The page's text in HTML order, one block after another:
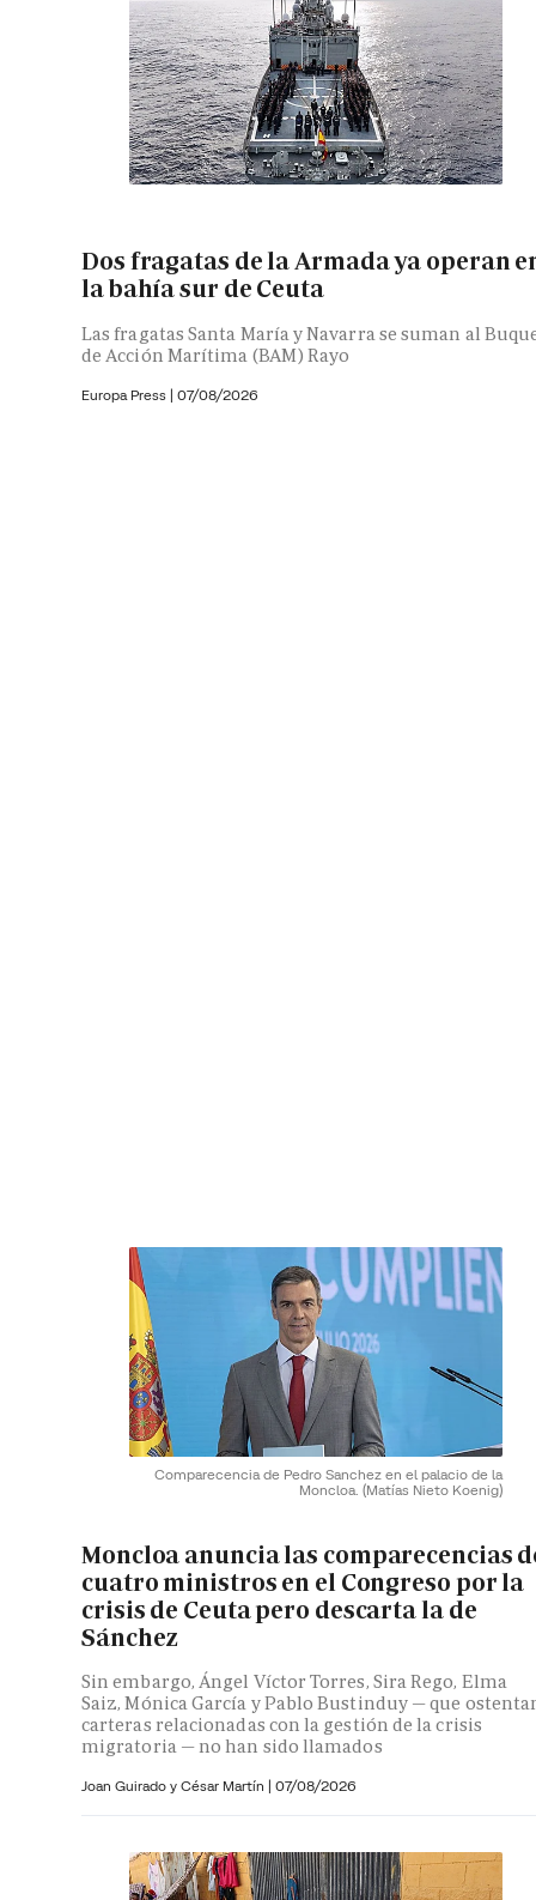
Dos fragatas de la Armada ya operan
la bahía sur de Ceuta
Las fragatas Santa María y Navarra se suman al
de Acción Marítima (BAM) Rayo
Europa Press | 07/08/2026
Comparecencia de Pedro Sanchez en el palacio de la
Moncloa. (Matías Nieto Koenig)
Moncloa anuncia las comparecencias
cuatro ministros en el Congreso por la
crisis de Ceuta pero descarta la de
Sánchez
Sin embargo, Ángel Víctor Torres, Sira Rego, Elma
Saiz, Mónica García y Pablo Bustinduy — que
carteras relacionadas con la gestión de la crisis
migratoria — no han sido llamados
Joan Guirado y César Martín | 07/08/2026